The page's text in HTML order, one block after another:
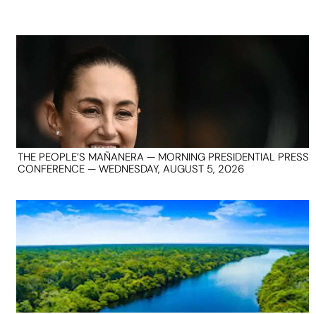
THE PEOPLE’S MAÑANERA — MORNING PRESIDENTIAL PRESS
CONFERENCE — WEDNESDAY, AUGUST 5, 2026